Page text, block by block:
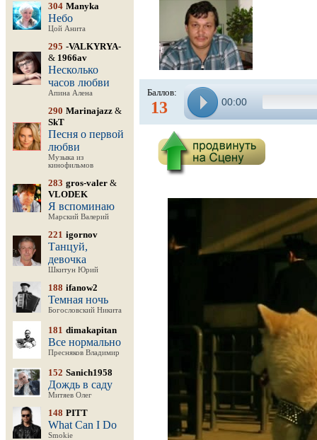
304 Manyka
Небо
Цой Анита
295 -VALKYRYA-
& 1966av
Несколько
часов любви
Апина Алена
290 Marinajazz &
SkT
Песня о первой
любви
Музыка из
кинофильмов
283 gros-valer &
VLODEK
Я вспоминаю
Марский Валерий
221 igornov
Танцуй,
девочка
Шкитун Юрий
188 ifanow2
Темная ночь
Богословский Никита
181 dimakapitan
Все нормально
Пресняков Владимир
152 Sanich1958
Дождь в саду
Митяев Олег
148 PITT
What Can I Do
Smokie
Баллов:
13 00:00